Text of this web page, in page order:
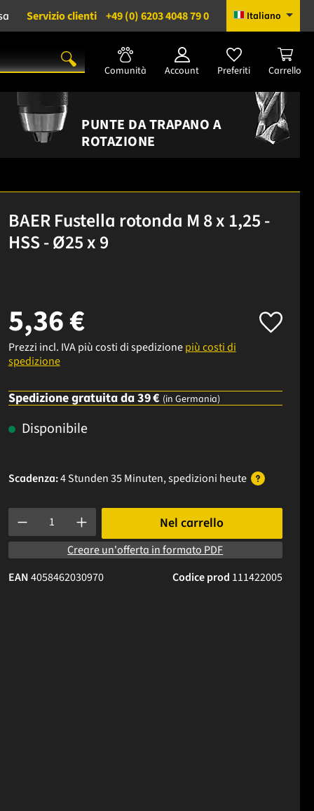
Servizio clienti +49 (0) 6203 4048 79 0 Italiano
Comunità Account Preferiti Carrello
PUNTE DA TRAPANO A
ROTAZIONE
BAER Fustella rotonda M 8 x 1,25 -
HSS - Ø25 x 9
5,36 €
Prezzi incl. IVA più costi di spedizionepiù costi di
spedizione
Spedizione gratuita da 39 € (in Germania)
Disponibile
Scadenza:4 Stunden 35 Minuten, spedizioni heute
Quantità del prodotto: inserisci la quantità desiderata o usa i
Nel carrello
Creare un'offerta in formato PDF
Codice prod 111422005
EAN4058462030970